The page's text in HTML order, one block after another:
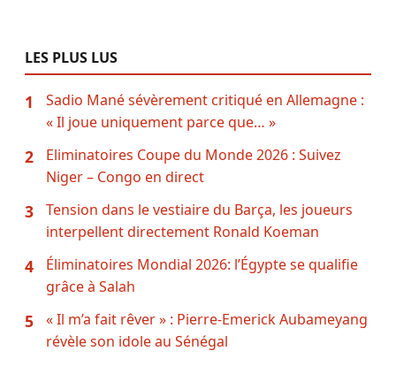
LES PLUS LUS
1
Sadio Mané sévèrement critiqué en Allemagne :
« Il joue uniquement parce que… »
2
Eliminatoires Coupe du Monde 2026 : Suivez
Niger – Congo en direct
3
Tension dans le vestiaire du Barça, les joueurs
interpellent directement Ronald Koeman
4
Éliminatoires Mondial 2026: l’Égypte se qualifie
grâce à Salah
5
« Il m’a fait rêver » : Pierre-Emerick Aubameyang
révèle son idole au Sénégal